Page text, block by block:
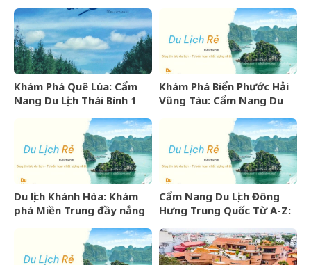
Khám Phá Quê Lúa: Cẩm
Nang Du Lịch Thái Bình 1
Khám Phá Biển Phước Hải
Vũng Tàu: Cẩm Nang Du
Du lịch Khánh Hòa: Khám
phá Miền Trung đầy nắng
Cẩm Nang Du Lịch Đông
Hưng Trung Quốc Từ A-Z:
Trình Chi Tiết